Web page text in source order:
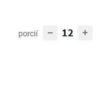
porcií 12